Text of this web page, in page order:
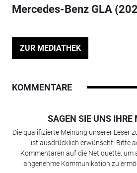
Mercedes-Benz GLA
ZUR MEDIATHEK
KOMMENTARE
SAGEN SIE UNS IHRE
Die qualifizierte Meinung unserer Leser
ist ausdrücklich erwünscht. Bitte
Kommentaren auf die Netiquette, um
angenehme Kommunikation zu